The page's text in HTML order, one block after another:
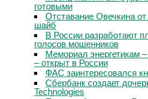
готовыми
Отставание Овечкина
шайб
В России разработают
голосов мошенников
Мемориал энергетикам
– открыт в России
ФАС заинтересовался
Сбербанк создает
Technologies